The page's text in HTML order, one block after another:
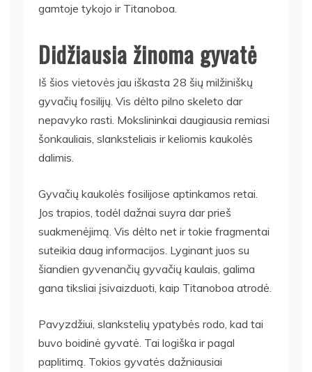
gamtoje tykojo ir Titanoboa.
Didžiausia žinoma gyvatė
Iš šios vietovės jau iškasta 28 šių milžiniškų
gyvačių fosilijų. Vis dėlto pilno skeleto dar
nepavyko rasti. Mokslininkai daugiausia remiasi
šonkauliais, slanksteliais ir keliomis kaukolės
dalimis.
Gyvačių kaukolės fosilijose aptinkamos retai.
Jos trapios, todėl dažnai suyra dar prieš
suakmenėjimą. Vis dėlto net ir tokie fragmentai
suteikia daug informacijos. Lyginant juos su
šiandien gyvenančių gyvačių kaulais, galima
gana tiksliai įsivaizduoti, kaip Titanoboa atrodė.
Pavyzdžiui, slankstelių ypatybės rodo, kad tai
buvo boidinė gyvatė. Tai logiška ir pagal
paplitimą. Tokios gyvatės dažniausiai